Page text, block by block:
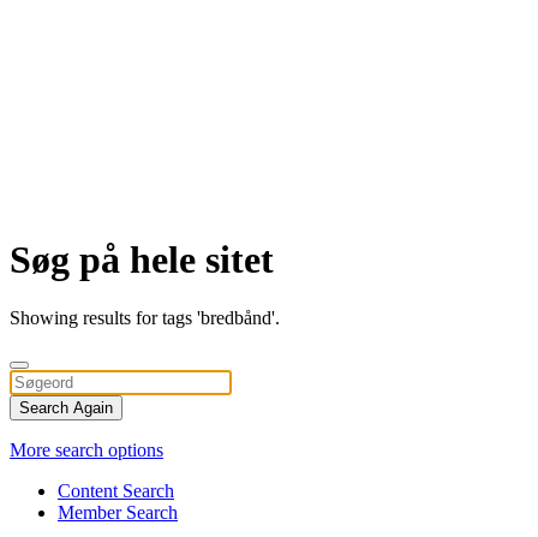
Søg på hele sitet
Showing results for tags 'bredbånd'.
Search Again
More search options
Content Search
Member Search